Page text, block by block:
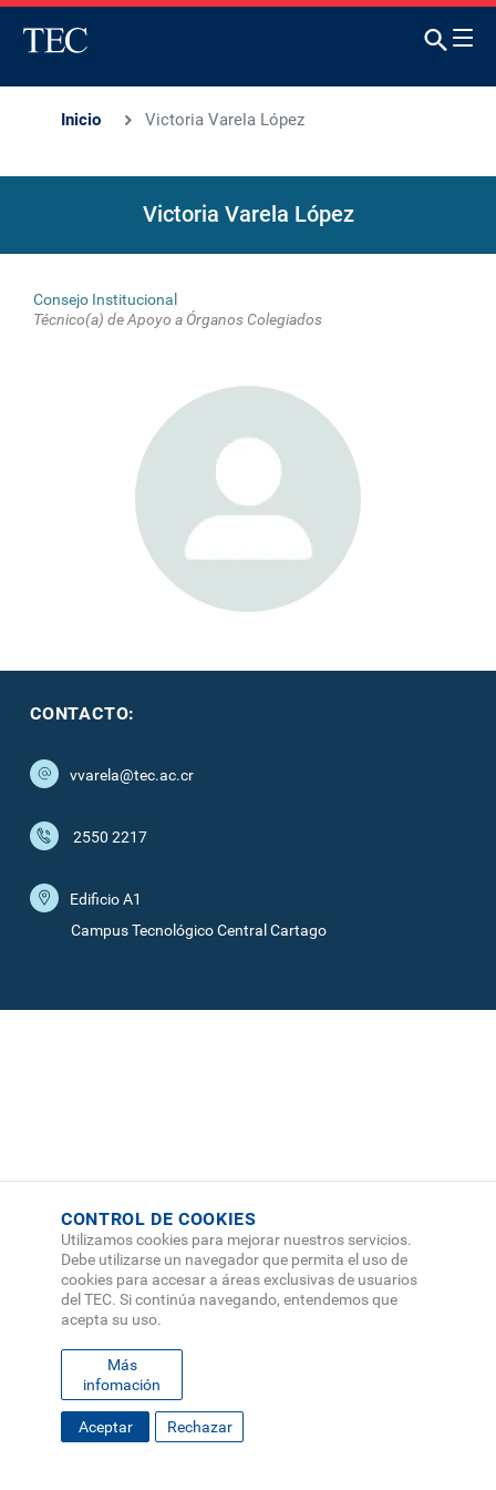
Inicio Victoria Varela López
Victoria Varela López
Consejo Institucional
Técnico(a) de Apoyo a Órganos Colegiados
CONTACTO:
vvarela@tec.ac.cr
2550 2217
Edificio A1
Campus Tecnológico Central Cartago
FOOTERMAPA DEL SITIO DIRECTORIO
CONTROL DE COOKIES
Utilizamos cookies para mejorar nuestros servicios.
Debe utilizarse un navegador que permita el uso de
cookies para accesar a áreas exclusivas de usuarios
del TEC. Si continúa navegando, entendemos que
acepta su uso.
Más
infomación
Aceptar Rechazar